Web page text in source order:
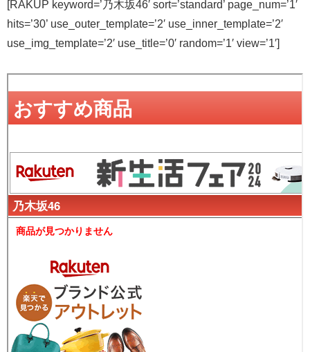
[RAKUP keyword=’乃木坂46′ sort=’standard’ page_num=’1′
hits=’30’ use_outer_template=’2′ use_inner_template=’2′
use_img_template=’2′ use_title=’0′ random=’1′ view=’1′]